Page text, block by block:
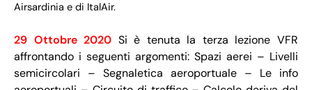
Airsardinia e di ItalAir.
29 Ottobre 2020 Si è tenuta la terza lezione VFR
affrontando i seguenti argomenti: Spazi aerei – Livelli
semicircolari – Segnaletica aeroportuale – Le info